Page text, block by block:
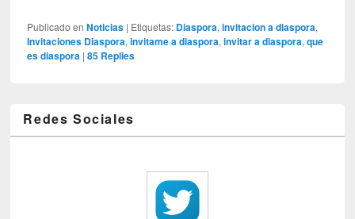
Publicado en Noticias | Etiquetas: Diaspora,invitacion a diaspora,
Invitaciones Diaspora,invitame a diaspora,invitar a diaspora,que
es diaspora |85 Replies
Redes Sociales